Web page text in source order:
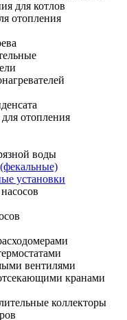
для котлов
отопления
отопления
воды
установки
вентилями
кранами
коллекторы